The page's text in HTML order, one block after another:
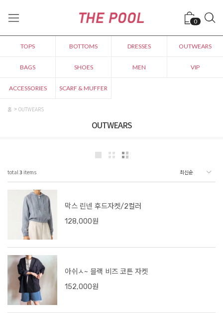
0
TOPS BOTTOMS DRESSES OUTWEARS
BAGS SHOES MEN VIP
ACCESSORIES SCARF & MUFFER
홈 OUTWEARS
OUTWEARS
total3 items
막스 린넨 후드자켓/2컬러
128,000원
아쉬ㅅ~ 블랙 비즈 코튼 자켓
152,000원